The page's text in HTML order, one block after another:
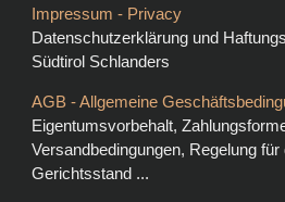
Impressum - Privacy
Datenschutzerklärung und
Südtirol Schlanders
AGB - Allgemeine
Eigentumsvorbehalt,
Versandbedingungen, Regelung
Gerichtsstand ...